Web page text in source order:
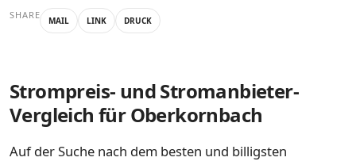
SHARE MAIL LINK DRUCK
Strompreis- und Stromanbieter-
Vergleich für Oberkornbach
Auf der Suche nach dem besten und billigsten